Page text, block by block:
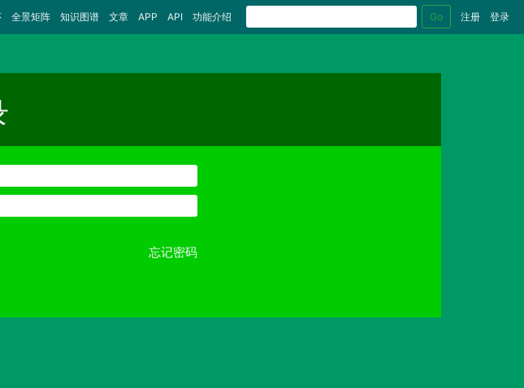
全景矩阵 知识图谱 文章 APP API 功能介绍 Go 注册 登录
忘记密码